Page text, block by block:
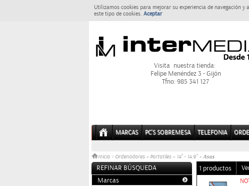
Utilizamos cookies para mejorar su experiencia de navegación
este tipo de cookies. Aceptar
Visita nuestra tienda:
Felipe Menéndez 3 - Gijón
Tfno: 985 341 127
MARCAS PC'S SOBREMESA TELEFONIA
Inicio > Ordenadores » Portatiles » 14" - 14.9"» Asus
REFINAR BÚSQUEDA
Marcas
1 productos